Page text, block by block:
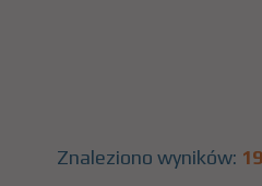
Znaleziono wyników: 19